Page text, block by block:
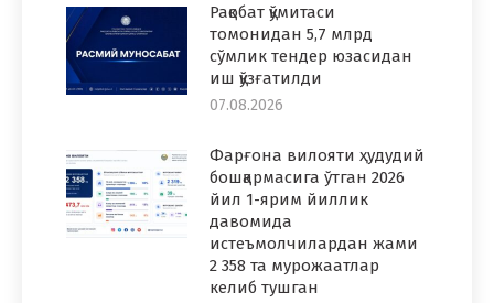
Рақобат қўмитаси
томонидан 5,7 млрд
сўмлик тендер юзасидан
иш қўзғатилди
07.08.2026
Фарғона вилояти ҳудудий
бошқармасига ўтган 2026
йил 1-ярим йиллик
давомида
истеъмолчилардан жами
2 358 та мурожаатлар
келиб тушган